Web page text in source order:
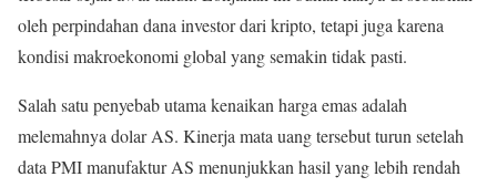
oleh perpindahan dana investor dari kripto, tetapi juga karena
kondisi makroekonomi global yang semakin tidak pasti.
Salah satu penyebab utama kenaikan harga emas adalah
melemahnya dolar AS. Kinerja mata uang tersebut turun setelah
data PMI manufaktur AS menunjukkan hasil yang lebih rendah